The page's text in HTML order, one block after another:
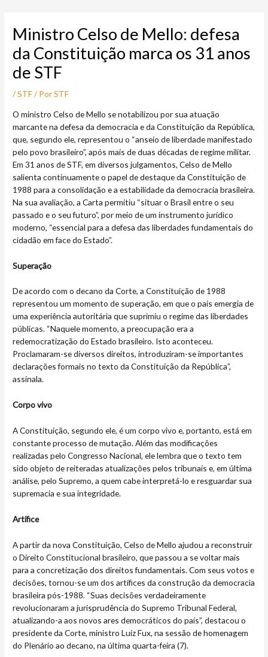
conteúdo
Ministro Celso de Mello: defesa
da Constituição marca os 31 anos
de STF
/STF/ PorSTF
O ministro Celso de Mello se notabilizou por sua atuação
marcante na defesa da democracia e da Constituição da República,
que, segundo ele, representou o “anseio de liberdade manifestado
pelo povo brasileiro”, após mais de duas décadas de regime militar.
Em 31 anos de STF, em diversos julgamentos, Celso de Mello
salienta continuamente o papel de destaque da Constituição de
1988 para a consolidação e a estabilidade da democracia brasileira.
Na sua avaliação, a Carta permitiu “situar o Brasil entre o seu
passado e o seu futuro”, por meio de um instrumento jurídico
moderno, “essencial para a defesa das liberdades fundamentais do
cidadão em face do Estado”.
Superação
De acordo com o decano da Corte, a Constituição de 1988
representou um momento de superação, em que o país emergia de
uma experiência autoritária que suprimiu o regime das liberdades
públicas. “Naquele momento, a preocupação era a
redemocratização do Estado brasileiro. Isto aconteceu.
Proclamaram-se diversos direitos, introduziram-se importantes
declarações formais no texto da Constituição da República”,
assinala.
Corpo vivo
A Constituição, segundo ele, é um corpo vivo e, portanto, está em
constante processo de mutação. Além das modificações
realizadas pelo Congresso Nacional, ele lembra que o texto tem
sido objeto de reiteradas atualizações pelos tribunais e, em última
análise, pelo Supremo, a quem cabe interpretá-lo e resguardar sua
supremacia e sua integridade.
Artífice
A partir da nova Constituição, Celso de Mello ajudou a reconstruir
o Direito Constitucional brasileiro, que passou a se voltar mais
para a concretização dos direitos fundamentais. Com seus votos e
decisões, tornou-se um dos artífices da construção da democracia
brasileira pós-1988. “Suas decisões verdadeiramente
revolucionaram a jurisprudência do Supremo Tribunal Federal,
atualizando-a aos novos ares democráticos do país”, destacou o
presidente da Corte, ministro Luiz Fux, na sessão de homenagem
do Plenário ao decano, na última quarta-feira (7).